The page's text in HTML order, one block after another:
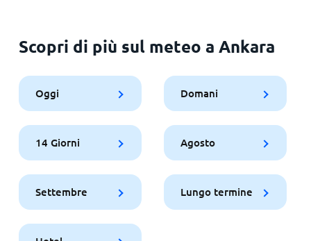
Scopri di più sul meteo a Ankara
Oggi Domani
14 Giorni Agosto
Settembre Lungo termine